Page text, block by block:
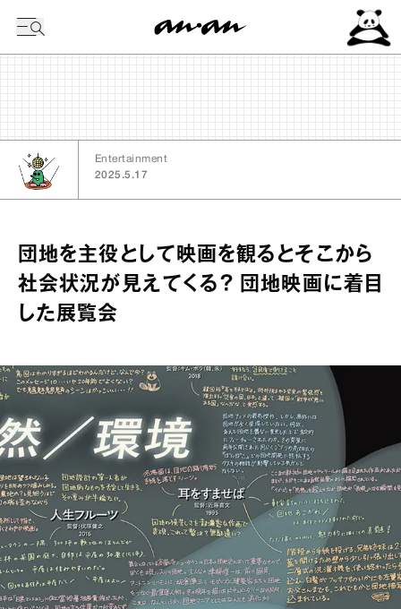
Entertainment
2025.5.17
団地を主役として映画を観るとそこから
社会状況が見えてくる？ 団地映画に着目
した展覧会